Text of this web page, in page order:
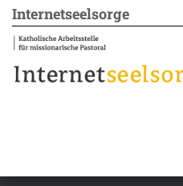
Internetseelsorge